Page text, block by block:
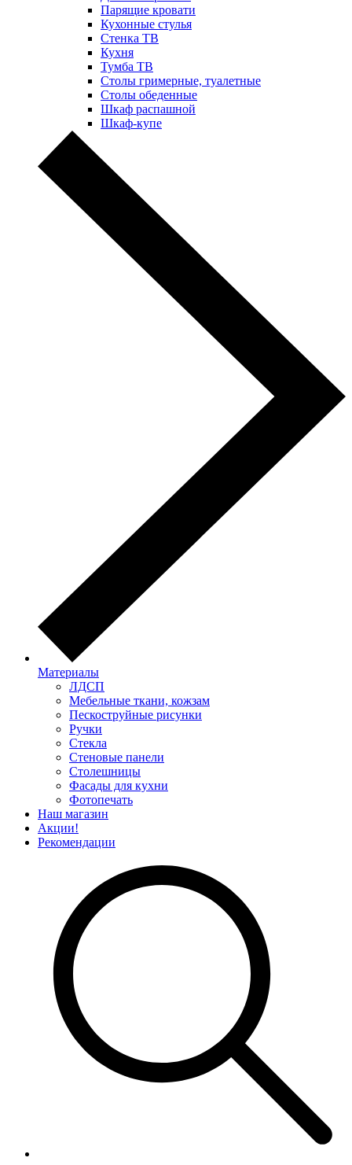
Парящие кровати
Кухонные стулья
Стенка ТВ
Кухня
Тумба ТВ
Столы гримерные, туалетные
Столы обеденные
Шкаф распашной
Шкаф-купе
Материалы
ЛДСП
Мебельные ткани, кожзам
Пескоструйные рисунки
Ручки
Стекла
Стеновые панели
Столешницы
Фасады для кухни
Фотопечать
Наш магазин
Акции!
Рекомендации